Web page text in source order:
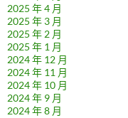
2025 年 4 月
2025 年 3 月
2025 年 2 月
2025 年 1 月
2024 年 12 月
2024 年 11 月
2024 年 10 月
2024 年 9 月
2024 年 8 月